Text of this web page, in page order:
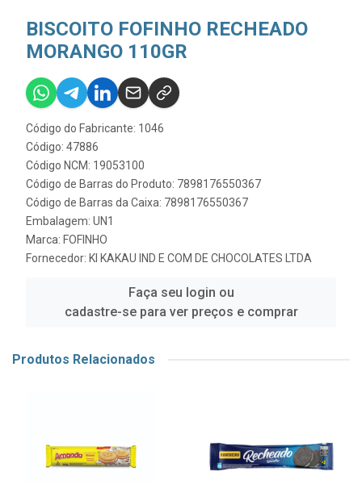
BISCOITO FOFINHO RECHEADO
MORANGO 110GR
Código do Fabricante: 1046
Código: 47886
Código NCM: 19053100
Código de Barras do Produto: 7898176550367
Código de Barras da Caixa: 7898176550367
Embalagem: UN1
Marca: FOFINHO
Fornecedor: KI KAKAU IND E COM DE CHOCOLATES LTDA
Faça seu login ou
cadastre-se para ver preços e comprar
Produtos Relacionados